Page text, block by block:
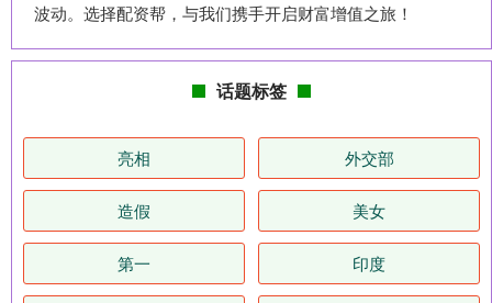
波动。选择配资帮，与我们携手开启财富增值之旅！
话题标签
亮相 外交部
造假 美女
第一 印度